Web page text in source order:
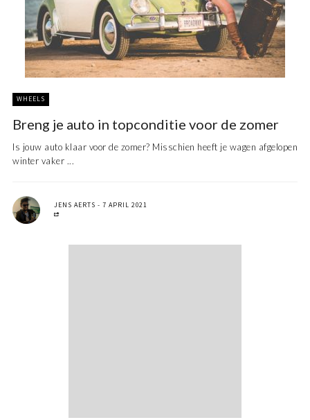
WHEELS
Breng je auto in topconditie voor de zomer
Is jouw auto klaar voor de zomer? Misschien heeft je wagen afgelopen
winter vaker ...
JENS AERTS 7 APRIL 2021